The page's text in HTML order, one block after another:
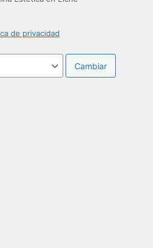
de privacidad